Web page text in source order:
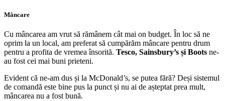
Mâncare
Cu mâncarea am vrut să rămânem cât mai on budget. În loc să ne
oprim la un local, am preferat să cumpărăm mâncare pentru drum
pentru a profita de vremea însorită. Tesco, Sainsbury’s și Boots ne-
au fost cei mai buni prieteni.
Evident că ne-am dus și la McDonald’s, se putea fără? Deși sistemul
de comandă este bine pus la punct și nu ai de așteptat prea mult,
mâncarea nu a fost bună.